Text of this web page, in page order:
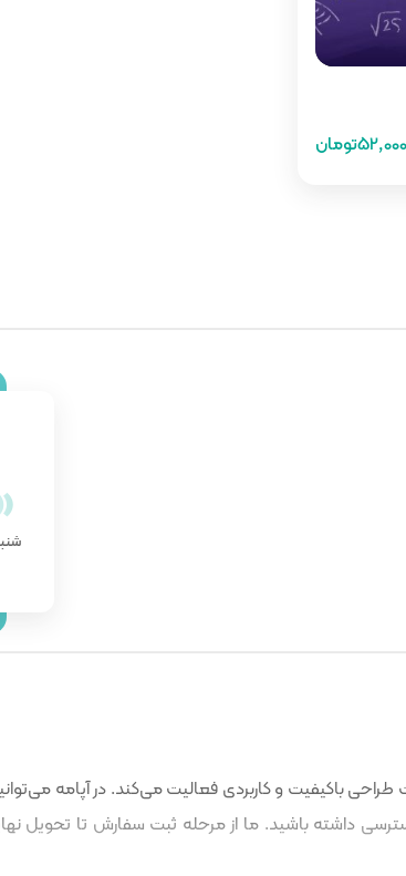
52,000تومان
باکیفیت و کاربردی فعالیت می‌کند. در آپامه
داشته باشید. ما از مرحله ثبت سفارش تا تحویل